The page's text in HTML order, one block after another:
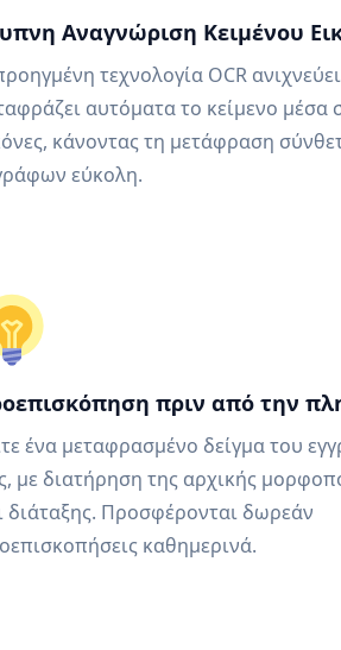
Αναγνώριση Κειμένου
τεχνολογία OCR
αυτόματα το κείμενο μέσα
κάνοντας τη μετάφραση
εύκολη.
πριν από την
ένα μεταφρασμένο δείγμα του
με διατήρηση της αρχικής
διάταξης. Προσφέρονται δωρεάν
καθημερινά.